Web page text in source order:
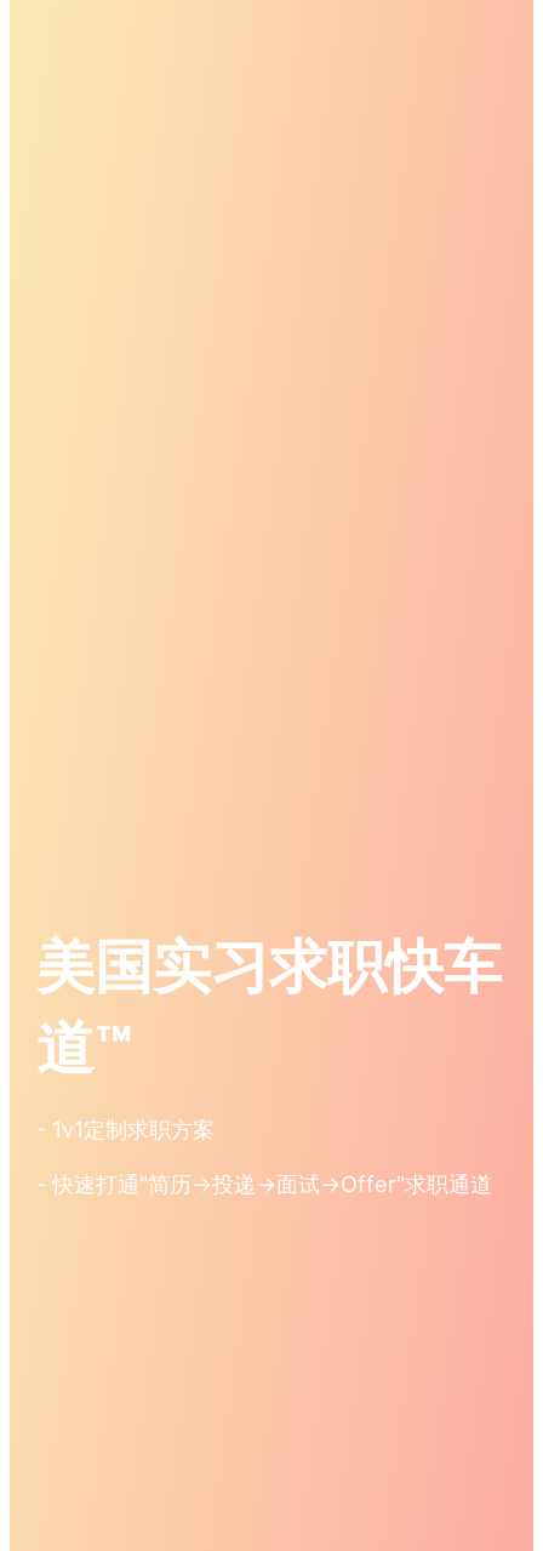
美国实习求职快车
道™
- 1v1定制求职方案
- 快速打通"简历→投递→面试→Offer"求职通道